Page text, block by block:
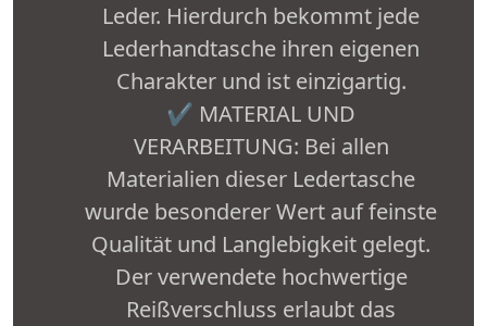
Leder. Hierdurch bekommt jede
Lederhandtasche ihren eigenen
Charakter und ist einzigartig.
✔ MATERIAL UND
VERARBEITUNG: Bei allen
Materialien dieser Ledertasche
wurde besonderer Wert auf feinste
Qualität und Langlebigkeit gelegt.
Der verwendete hochwertige
Reißverschluss erlaubt das